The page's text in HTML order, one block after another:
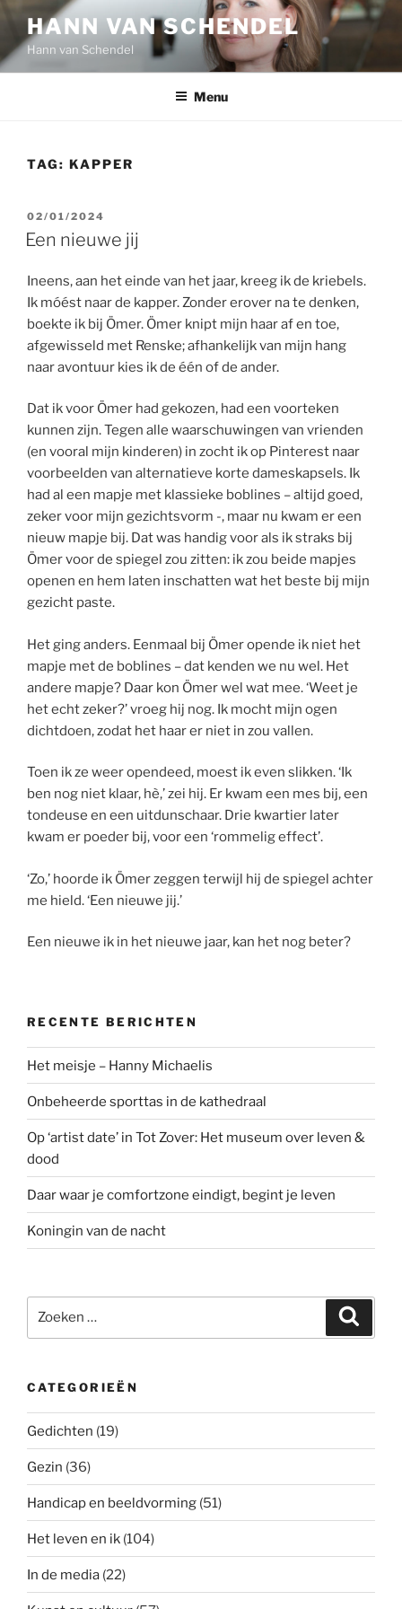
Ga
de
inhoud
HANN VAN SCHENDEL
Hann van Schendel
Menu
TAG: KAPPER
GEPLAATST
OP
02/01/2024
Een nieuwe jij
Ineens, aan het einde van het jaar, kreeg ik de kriebels.
Ik móést naar de kapper. Zonder erover na te denken,
boekte ik bij Ömer. Ömer knipt mijn haar af en toe,
afgewisseld met Renske; afhankelijk van mijn hang
naar avontuur kies ik de één of de ander.
Dat ik voor Ömer had gekozen, had een voorteken
kunnen zijn. Tegen alle waarschuwingen van vrienden
(en vooral mijn kinderen) in zocht ik op Pinterest naar
voorbeelden van alternatieve korte dameskapsels. Ik
had al een mapje met klassieke boblines – altijd goed,
zeker voor mijn gezichtsvorm -, maar nu kwam er een
nieuw mapje bij. Dat was handig voor als ik straks bij
Ömer voor de spiegel zou zitten: ik zou beide mapjes
openen en hem laten inschatten wat het beste bij mijn
gezicht paste.
Het ging anders. Eenmaal bij Ömer opende ik niet het
mapje met de boblines – dat kenden we nu wel. Het
andere mapje? Daar kon Ömer wel wat mee. ‘Weet je
het echt zeker?’ vroeg hij nog. Ik mocht mijn ogen
dichtdoen, zodat het haar er niet in zou vallen.
Toen ik ze weer opendeed, moest ik even slikken. ‘Ik
ben nog niet klaar, hè,’ zei hij. Er kwam een mes bij, een
tondeuse en een uitdunschaar. Drie kwartier later
kwam er poeder bij, voor een ‘rommelig effect’.
‘Zo,’ hoorde ik Ömer zeggen terwijl hij de spiegel achter
me hield. ‘Een nieuwe jij.’
Een nieuwe ik in het nieuwe jaar, kan het nog beter?
RECENTE BERICHTEN
Het meisje – Hanny Michaelis
Onbeheerde sporttas in de kathedraal
Op ‘artist date’ in Tot Zover: Het museum over leven &
dood
Daar waar je comfortzone eindigt, begint je leven
Koningin van de nacht
naar:
CATEGORIEËN
Gedichten (19)
Gezin (36)
Handicap en beeldvorming (51)
Het leven en ik (104)
In de media (22)